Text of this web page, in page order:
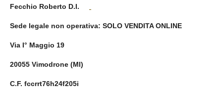
Fecchio Roberto D.I.
Sede legale non operativa: SOLO VENDITA ONLINE
Via I° Maggio 19
20055 Vimodrone (MI)
C.F. fccrrt76h24f205i